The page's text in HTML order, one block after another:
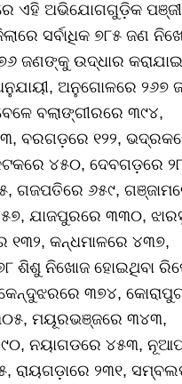
ଏହି ଅଭିଯୋଗଗୁଡ଼ିକ
ସର୍ବାଧିକ ୭୮୫ ଜଣ
ଜଣଙ୍କୁ ଉଦ୍ଧାର
ଅନୁଗୋଳରେ ୨୬୭
ବଲାଙ୍ଗୀରରେ ୩୯୪,
ବରଗଡ଼ରେ ୧୨୨,
୪୫୦, ଦେବଗଡ଼ରେ
ଗଜପତିରେ ୬୫୯,
ଯାଜପୁରରେ ୩୩୦,
୧୩୨, କନ୍ଧମାଳରେ ୪୩୭,
ଶିଶୁ ନିଖୋଜ ହୋଇଥିବା
୩୭୪,
ମୟୂରଭଞ୍ଜରେ ୩୪୩,
ନୟାଗଡରେ ୪୫୩,
ରାୟଗଡ଼ାରେ ୨୩୧,